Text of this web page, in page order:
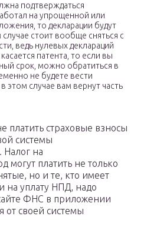
подтверждаться
на упрощенной или
то декларации будут
стоит вообще сняться с
ведь нулевых деклараций
патента, то если вы
срок, можно обратиться в
не будете вести
этом случае вам вернут часть
платить страховые взносы
системы
на
могут платить не только
но и те, кто имеет
на уплату НПД, надо
ФНС в приложении
от своей системы